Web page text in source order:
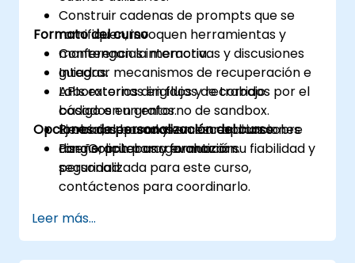
Construir cadenas de prompts que se
ramifiquen, invoquen herramientas y
mantengan la memoria.
Integrar mecanismos de recuperación e
APIs externas en flujos de trabajo
basados en grafos.
Probar, depurar y evaluar aplicaciones
LangGraph para garantizar su fiabilidad y
seguridad.
Formato del curso
Conferencias interactivas y discusiones
guiadas.
Laboratorios dirigidos y recorridos por el
código en un entorno de sandbox.
Ejercicios basados en escenarios sobre
diseño, pruebas y evaluación.
Opciones de personalización del curso
Para solicitar una formación
personalizada para este curso,
contáctenos para coordinarlo.
Leer más...